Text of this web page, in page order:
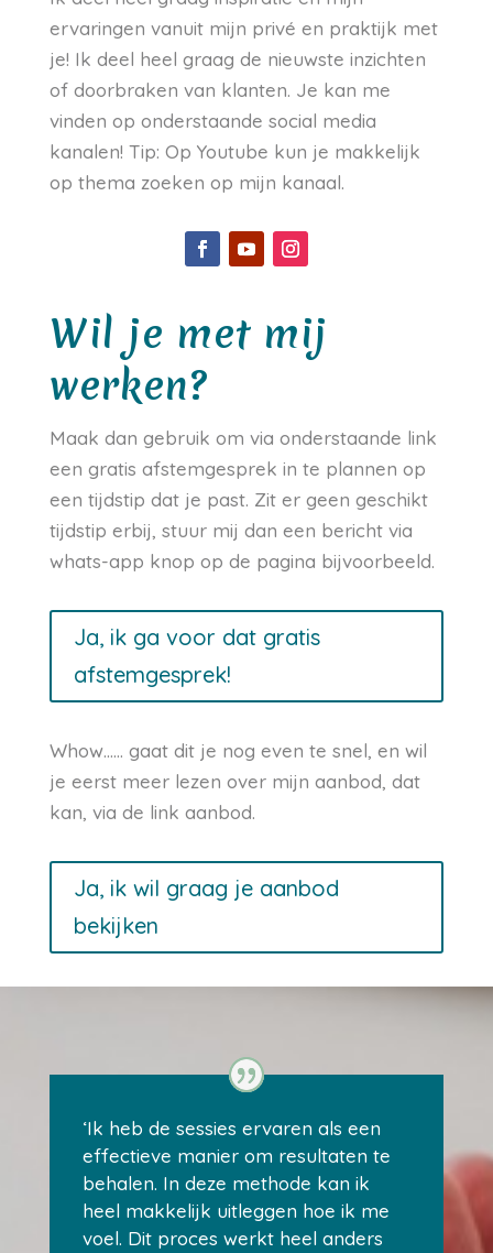
ervaringen vanuit mijn privé en praktijk met
je! Ik deel heel graag de nieuwste inzichten
of doorbraken van klanten. Je kan me
vinden op onderstaande social media
kanalen! Tip: Op Youtube kun je makkelijk
op thema zoeken op mijn kanaal.
Wil je met mij
werken?
Maak dan gebruik om via onderstaande link
een gratis afstemgesprek in te plannen op
een tijdstip dat je past. Zit er geen geschikt
tijdstip erbij, stuur mij dan een bericht via
whats-app knop op de pagina bijvoorbeeld.
Ja, ik ga voor dat gratis
afstemgesprek!
Whow…… gaat dit je nog even te snel, en wil
je eerst meer lezen over mijn aanbod, dat
kan, via de link aanbod.
Ja, ik wil graag je aanbod
bekijken
‘Ik heb de sessies ervaren als een
effectieve manier om resultaten te
behalen. In deze methode kan ik
heel makkelijk uitleggen hoe ik me
voel. Dit proces werkt heel anders